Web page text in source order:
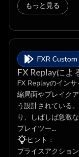
もっと見る
FX Replayによ
FX Replayのイン
縮局面やブレイク
う設計されている
り、しばしば急激
プレイツー...
ヒント：
プライスアクショ